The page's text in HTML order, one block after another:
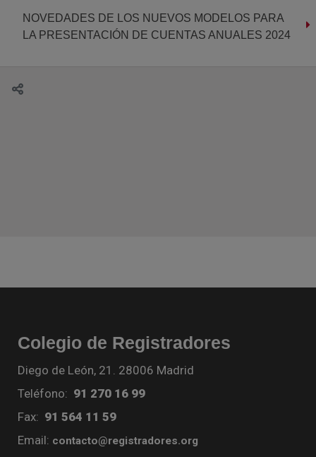
NOVEDADES DE LOS NUEVOS MODELOS PARA
LA PRESENTACIÓN DE CUENTAS ANUALES 2024
Colegio de Registradores
Diego de León, 21. 28006 Madrid
Teléfono: 91 270 16 99
Fax: 91 564 11 59
Email: contacto@registradores.org